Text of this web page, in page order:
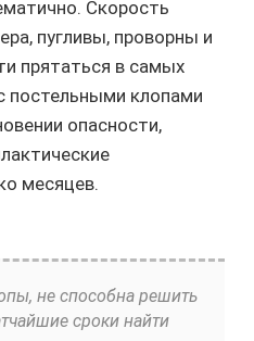
Скорость
пугливы, проворны и
прятаться в самых
постельными клопами
опасности,
месяцев.
не способна решить
сроки найти